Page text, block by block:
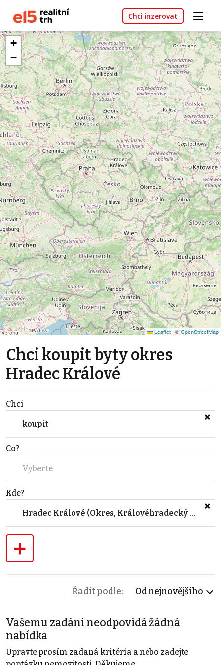
Chci inzerovat
+
−
Leaflet | ©OpenStreetMap
Chci koupit byty okres
Hradec Králové
Chci
koupit
Co?
Vyberte
Kde?
Hradec Králové (Okres, Královéhradecký kraj)
+
Řadit podle: Od nejnovějšího
Vašemu zadání neodpovídá žádná
nabídka
Upravte prosím zadaná kritéria a nebo zadejte